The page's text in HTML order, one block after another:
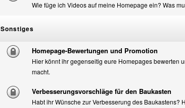
Wie füge ich Videos auf meine Homepage ein? Was
Sonstiges
Homepage-Bewertungen und Promotion
Hier könnt ihr gegenseitig eure Homepages bewerten
macht.
Verbesserungsvorschläge für den Baukasten
Habt ihr Wünsche zur Verbesserung des Baukastens?